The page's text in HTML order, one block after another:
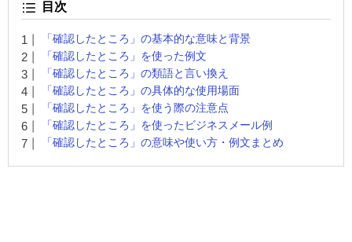
目次
「確認したところ」の基本的な意味と背景
「確認したところ」を使った例文
「確認したところ」の類語と言い換え
「確認したところ」の具体的な使用場面
「確認したところ」を使う際の注意点
「確認したところ」を使ったビジネスメール例
「確認したところ」の意味や使い方・例文まとめ